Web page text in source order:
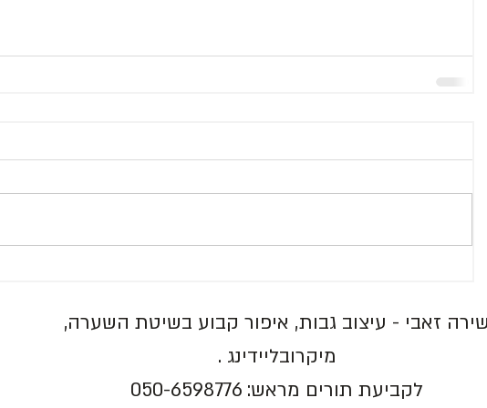
זאבי - עיצוב גבות, איפור קבוע בשיטת השערה,
מיקרובליידינג .
לקביעת תורים מראש: 050-6598776